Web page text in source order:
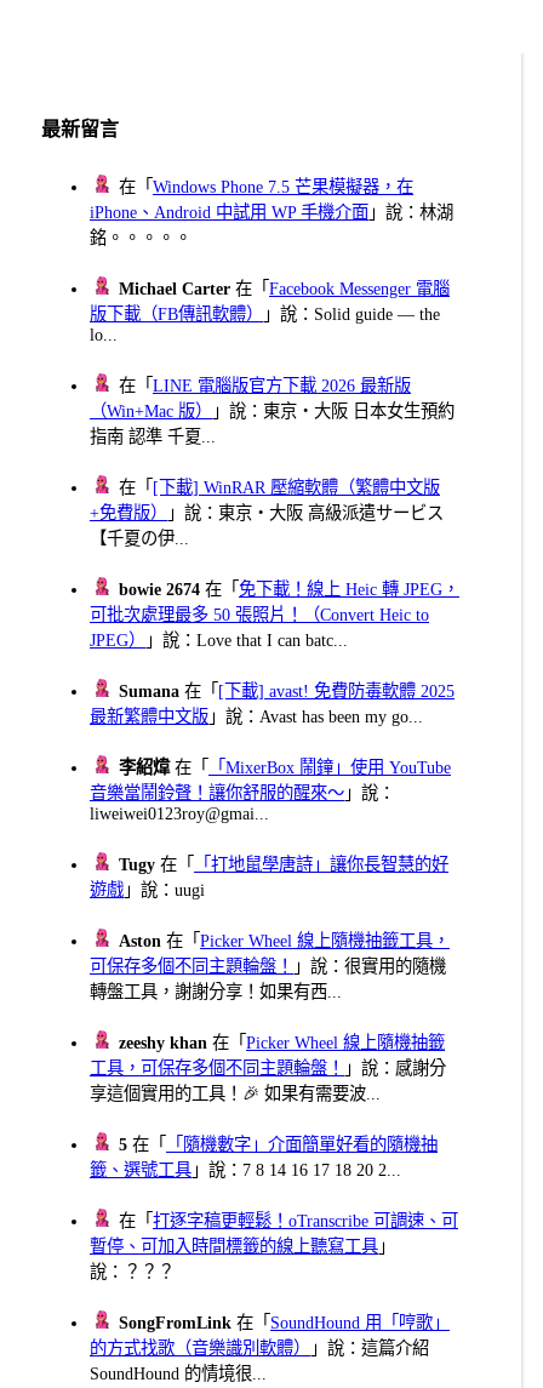
最新留言
在「Windows Phone 7.5 芒果模擬器，在
iPhone、Android 中試用 WP 手機介面 」說：林湖
銘。。。。。
Michael Carter 在「Facebook Messenger 電腦
版下載（FB傳訊軟體）
」說：Solid guide — the
lo...
在「LINE 電腦版官方下載 2026 最新版
（Win+Mac 版）
」說：東京・大阪 日本女生預約
指南 認準 千夏...
在「 [下載] WinRAR 壓縮軟體（繁體中文版
+免費版）
」說：東京・大阪 高級派遣サービス
【千夏の伊...
bowie 2674 在「免下載！線上 Heic 轉 JPEG，
可批次處理最多 50 張照片！（Convert Heic to
JPEG）
」說：Love that I can batc...
Sumana 在「 [下載] avast! 免費防毒軟體 2025
最新繁體中文版 」說：Avast has been my go...
李紹煒在「
「MixerBox 鬧鐘」使用 YouTube
音樂當鬧鈴聲！讓你舒服的醒來～ 」說：
liweiwei0123roy@gmai...
Tugy 在「
「打地鼠學唐詩」讓你長智慧的好
遊戲 」說：uugi
Aston 在「Picker Wheel 線上隨機抽籤工具，
可保存多個不同主題輪盤！
」說：很實用的隨機
轉盤工具，謝謝分享！如果有西...
zeeshy khan 在「Picker Wheel 線上隨機抽籤
工具，可保存多個不同主題輪盤！
」說：感謝分
享這個實用的工具！🎉 如果有需要波...
5 在「
「隨機數字」介面簡單好看的隨機抽
籤、選號工具 」說：7 8 14 16 17 18 20 2...
在「打逐字稿更輕鬆！oTranscribe 可調速、可
暫停、可加入時間標籤的線上聽寫工具 」
說：？？？
SongFromLink 在「 SoundHound 用「哼歌」
的方式找歌（音樂識別軟體）
」說：這篇介紹
SoundHound 的情境很...